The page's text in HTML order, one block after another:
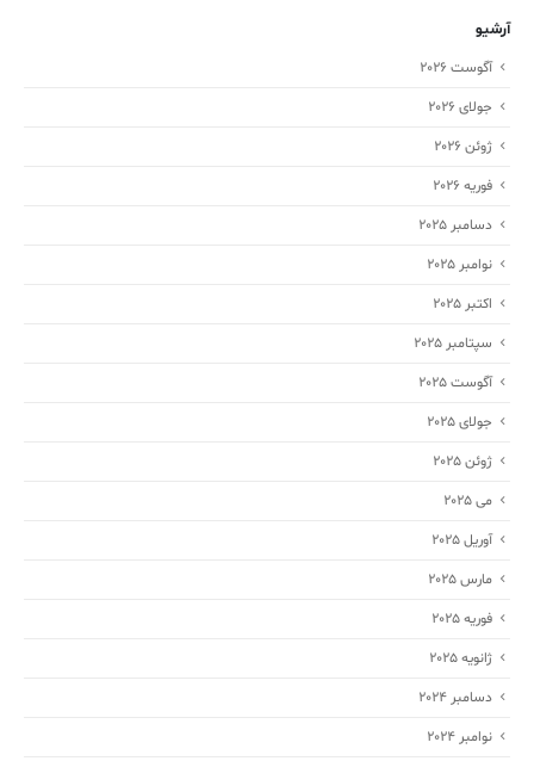
آرشیو
آگوست 2026
جولای 2026
ژوئن 2026
فوریه 2026
دسامبر 2025
نوامبر 2025
اکتبر 2025
سپتامبر 2025
آگوست 2025
جولای 2025
ژوئن 2025
می 2025
آوریل 2025
مارس 2025
فوریه 2025
ژانویه 2025
دسامبر 2024
نوامبر 2024